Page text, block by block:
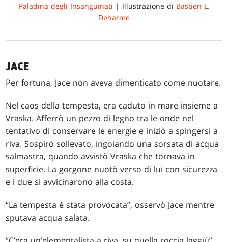
Paladina degli Insanguinati | Illustrazione di Bastien L.
Deharme
JACE
Per fortuna, Jace non aveva dimenticato come nuotare.
Nel caos della tempesta, era caduto in mare insieme a
Vraska. Afferrò un pezzo di legno tra le onde nel
tentativo di conservare le energie e iniziò a spingersi a
riva. Sospirò sollevato, ingoiando una sorsata di acqua
salmastra, quando avvistò Vraska che tornava in
superficie. La gorgone nuotò verso di lui con sicurezza
e i due si avvicinarono alla costa.
“La tempesta è stata provocata”, osservò Jace mentre
sputava acqua salata.